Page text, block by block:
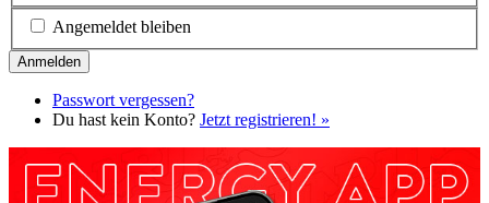
Angemeldet bleiben
Passwort vergessen?
Du hast kein Konto? Jetzt registrieren! »